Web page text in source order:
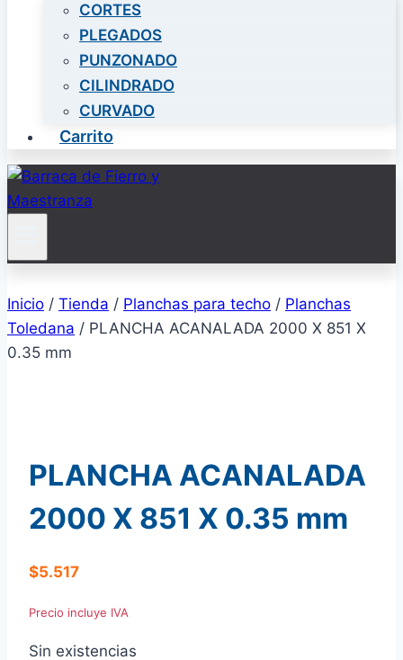
CORTES
PLEGADOS
PUNZONADO
CILINDRADO
CURVADO
Carrito
Inicio / Tienda / Planchas para techo / Planchas
Toledana / PLANCHA ACANALADA 2000 X 851 X
0.35 mm
PLANCHA ACANALADA
2000 X 851 X 0.35 mm
$5.517
Precio incluye IVA
Sin existencias